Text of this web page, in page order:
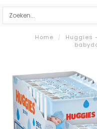
Home /
Huggies